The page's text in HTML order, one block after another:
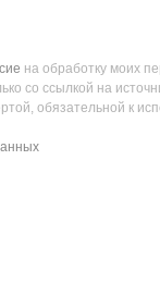
на обработку моих
со ссылкой на
обязательной к